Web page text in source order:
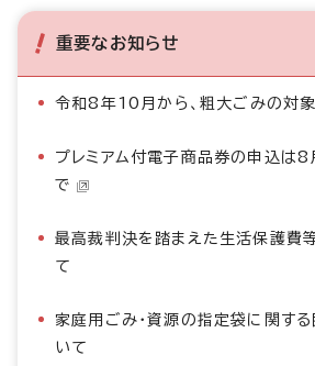
重要なお知らせ
令和8年10月から、粗大ごみの対
プレミアム付電子商品券の申込は8
で
最高裁判決を踏まえた生活保護費
て
家庭用ごみ・資源の指定袋に関す
いて